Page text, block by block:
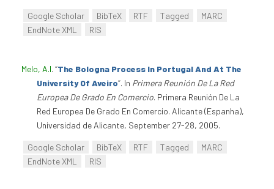
Google Scholar BibTeX RTF Tagged
MARC
EndNote XML
RIS
Melo, A.I. “The Bologna Process In Portugal And At The
University Of Aveiro”. In Primera Reunión De La Red
Europea De Grado En Comercio. Primera Reunión De La
Red Europea De Grado En Comercio. Alicante (Espanha),
Universidad de Alicante, September 27-28, 2005.
Google Scholar BibTeX RTF Tagged
MARC
EndNote XML
RIS